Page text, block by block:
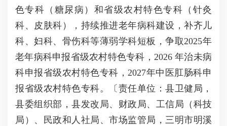
色专科（糖尿病）和省级农村特色专科（针灸
科、皮肤科），持续推进老年病科建设，补齐儿
科、妇科、骨伤科等薄弱学科短板，争取2025年
老年病科申报省级农村特色专科，2026 年治未病
科申报省级农村特色专科，2027年中医肛肠科申
报省级农村特色专科。〔责任单位：县卫健局，
县委组织部，县发改局、财政局、工信局（科技
局）、民政和人社局、市场监管局，三明市明溪